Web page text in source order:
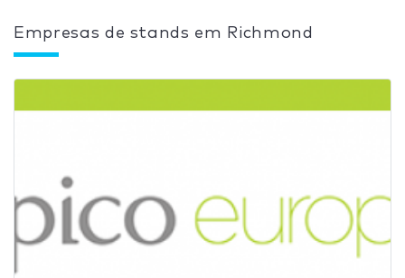
Empresas de stands em Richmond